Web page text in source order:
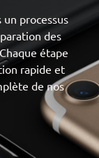
processus
des
étape
rapide et
de nos